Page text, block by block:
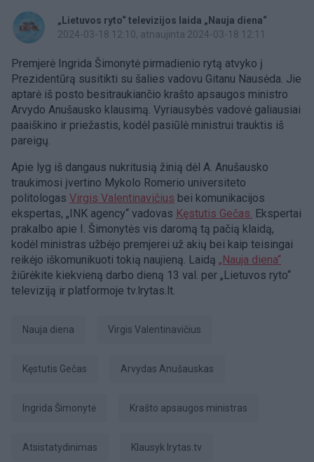
„Lietuvos ryto“ televizijos laida „Nauja diena“
2024-03-18 12:10, atnaujinta 2024-03-18 12:11
Premjerė Ingrida Šimonytė pirmadienio rytą atvyko į
Prezidentūrą susitikti su šalies vadovu Gitanu Nausėda. Jie
aptarė iš posto besitraukiančio krašto apsaugos ministro
Arvydo Anušausko klausimą. Vyriausybės vadovė galiausiai
paaiškino ir priežastis, kodėl pasiūlė ministrui trauktis iš
pareigų.
Apie lyg iš dangaus nukritusią žinią dėl A. Anušausko
traukimosi įvertino Mykolo Romerio universiteto
politologas Virgis Valentinavičius bei komunikacijos
ekspertas, „INK agency“ vadovas Kęstutis Gečas. Ekspertai
prakalbo apie I. Šimonytės vis daromą tą pačią klaidą,
kodėl ministras užbėjo premjerei už akių bei kaip teisingai
reikėjo iškomunikuoti tokią naujieną. Laidą „Nauja diena“
žiūrėkite kiekvieną darbo dieną 13 val. per „Lietuvos ryto“
televiziją ir platformoje tv.lrytas.lt.
Nauja diena Virgis Valentinavičius
Kęstutis Gečas Arvydas Anušauskas
Ingrida Šimonytė Krašto apsaugos ministras
atsistatydinimas Klausyk lrytas.tv